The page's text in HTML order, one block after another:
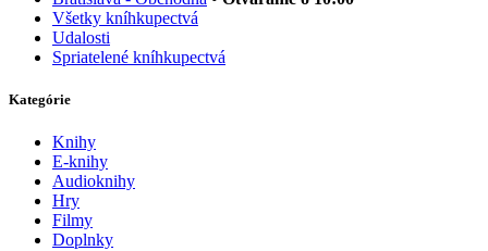
Všetky kníhkupectvá
Udalosti
Spriatelené kníhkupectvá
Kategórie
Knihy
E-knihy
Audioknihy
Hry
Filmy
Doplnky